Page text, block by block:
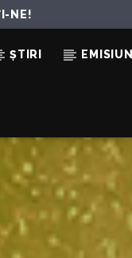
NE!
ȘTIRI EMISIUNI